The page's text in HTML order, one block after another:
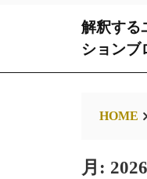
解釈する
ションブ
HOME
月: